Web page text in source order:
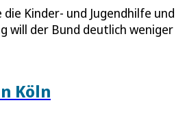
Kinder- und Jugendhilfe und
will der Bund deutlich weniger
Köln